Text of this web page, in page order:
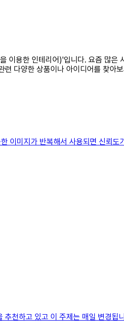
이용한 인테리어)'입니다. 요즘 많
다양한 상품이나 아이디어를 찾아
이미지가 반복해서 사용되면 신뢰
추천하고 있고 이 주제는 매일 변경